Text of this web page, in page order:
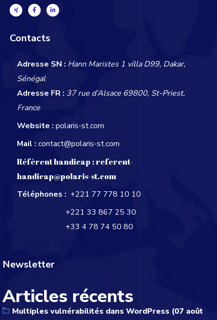
Contacts
Adresse SN : Hann Maristes 1 villa D99, Dakar,
Sénégal
Adresse FR : 37 rue d’Alsace 69800, St-Priest,
France
Website : polaris-st.com
Mail : contact@polaris-st.com
Réfèrent handicap :referent-
handicap@polaris-st.com
Téléphones : +221 77 778 10 10
+221 33 867 25 30
+33 4 78 74 50 80
Newsletter
Articles récents
Multiples vulnérabilités dans WordPress (07 août